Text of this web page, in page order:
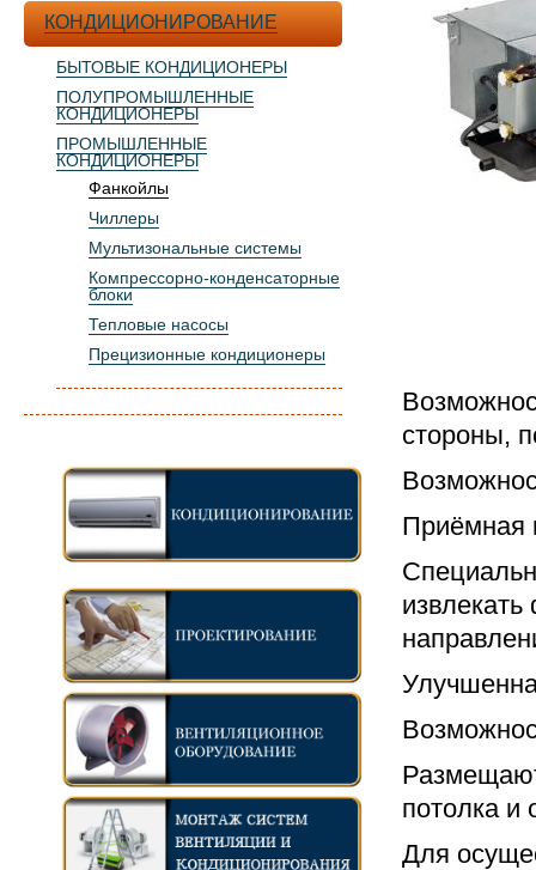
КОНДИЦИОНИРОВАНИЕ
БЫТОВЫЕ КОНДИЦИОНЕРЫ
ПОЛУПРОМЫШЛЕННЫЕ
КОНДИЦИОНЕРЫ
ПРОМЫШЛЕННЫЕ
КОНДИЦИОНЕРЫ
Фанкойлы
Чиллеры
Мультизональные системы
Компрессорно-конденсаторные
блоки
Тепловые насосы
Прецизионные кондиционеры
стороны,
Приёмная
потолка и
Для